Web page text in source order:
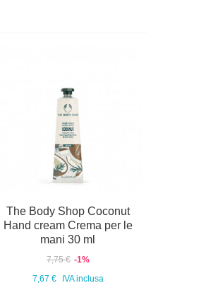
The Body Shop Coconut
Hand cream Crema per le
mani 30 ml
7,75 € -1%
7,67 €
IVA inclusa